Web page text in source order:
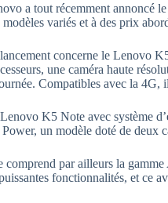
a tout récemment annoncé
modèles variés et à des prix
concerne le Lenovo
une caméra haute
Compatibles avec la 4G,
K5 Note avec système
un modèle doté de deux
comprend par ailleurs la
fonctionnalités, et ce